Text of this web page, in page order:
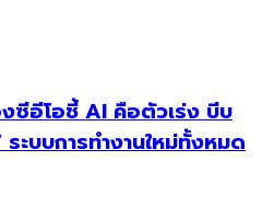
อีโอชี้ AI คือตัวเร่ง บีบ
ะบบการทำงานใหม่ทั้งหมด